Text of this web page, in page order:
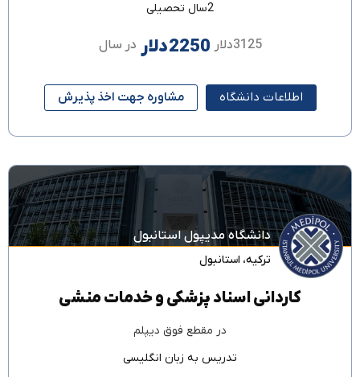
2سال تحصیلی
3125دلار 2250دلار در سال
اطلاعات دانشگاه مشاوره جهت اخذ پذیرش
دانشگاه مدیپول استانبول
ترکیه، استانبول
کاردانی اسناد پزشکی و خدمات منشی
در مقطع فوق دیپلم
تدریس به زبان انگلیسی